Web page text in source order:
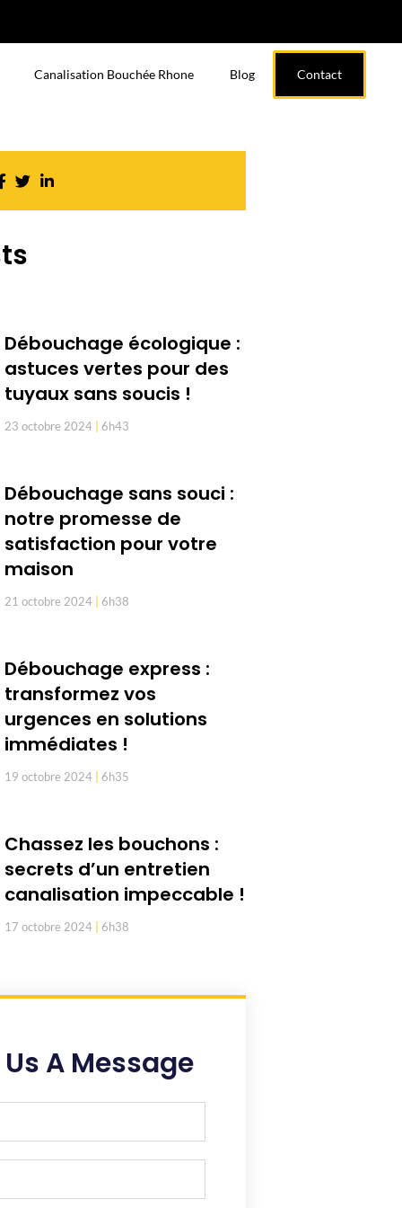
Canalisation Bouchée Rhone Blog Contact
Débouchage écologique :
astuces vertes pour des
tuyaux sans soucis !
23 octobre 2024 6h43
Débouchage sans souci :
notre promesse de
satisfaction pour votre
maison
21 octobre 2024 6h38
Débouchage express :
transformez vos
urgences en solutions
immédiates !
19 octobre 2024 6h35
Chassez les bouchons :
secrets d’un entretien
canalisation impeccable !
17 octobre 2024 6h38
A Message